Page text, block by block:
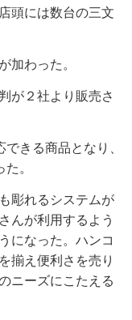
頭には数台の三文
加わった。
が２社より販売さ
きる商品となり、
。
彫れるシステムが
んが利用するよう
になった。ハンコ
揃え便利さを売り
ニーズにこたえる